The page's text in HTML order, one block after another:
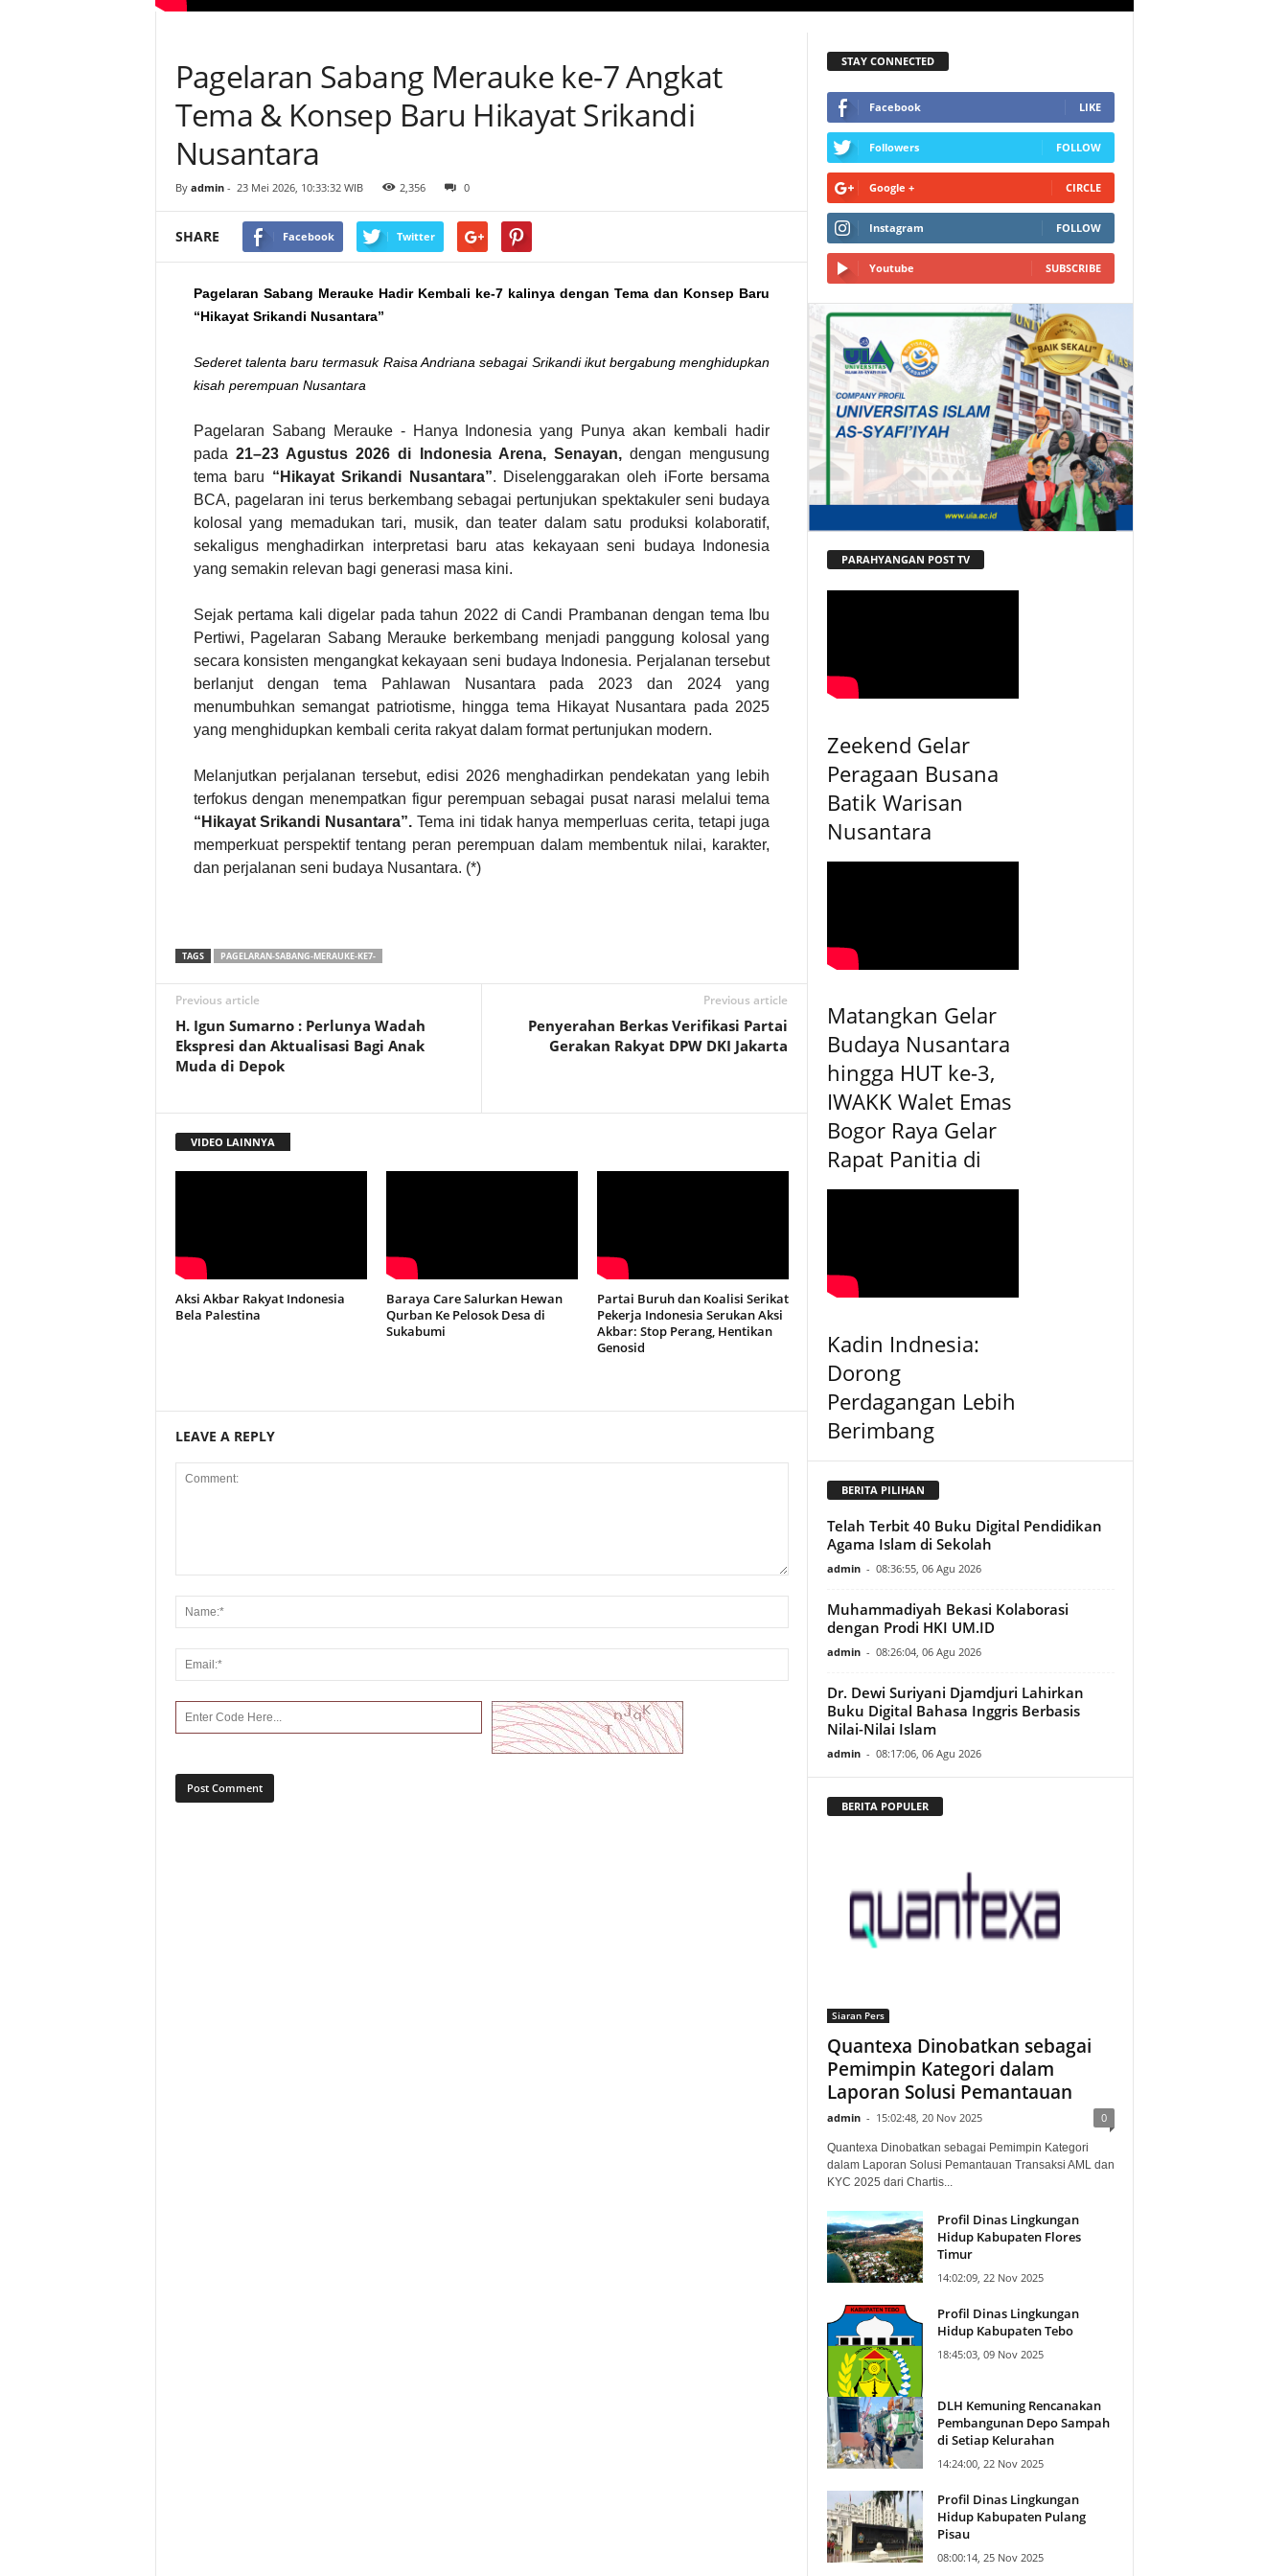
n
Pagelaran Sabang Merauke ke-7 Angkat
Tema & Konsep Baru Hikayat Srikandi
Nusantara
By admin- 23 Mei 2026, 10:33:32 WIB 2,356 0
SHARE Facebook Twitter
Pagelaran Sabang Merauke Hadir Kembali ke-7 kalinya dengan Tema dan Konsep Baru
“Hikayat Srikandi Nusantara”
Sederet talenta baru termasuk Raisa Andriana sebagai Srikandi ikut bergabung menghidupkan
kisah perempuan Nusantara
Pagelaran Sabang Merauke - Hanya Indonesia yang Punya akan kembali hadir
pada 21–23 Agustus 2026 di Indonesia Arena, Senayan,dengan mengusung
tema baru “Hikayat Srikandi Nusantara”. Diselenggarakan oleh iForte bersama
BCA, pagelaran ini terus berkembang sebagai pertunjukan spektakuler seni budaya
kolosal yang memadukan tari, musik, dan teater dalam satu produksi kolaboratif,
sekaligus menghadirkan interpretasi baru atas kekayaan seni budaya Indonesia
yang semakin relevan bagi generasi masa kini.
Sejak pertama kali digelar pada tahun 2022 di Candi Prambanan dengan tema Ibu
Pertiwi, Pagelaran Sabang Merauke berkembang menjadi panggung kolosal yang
secara konsisten mengangkat kekayaan seni budaya Indonesia. Perjalanan tersebut
berlanjut dengan tema Pahlawan Nusantara pada 2023 dan 2024 yang
menumbuhkan semangat patriotisme, hingga tema Hikayat Nusantara pada 2025
yang menghidupkan kembali cerita rakyat dalam format pertunjukan modern.
Melanjutkan perjalanan tersebut, edisi 2026 menghadirkan pendekatan yang lebih
terfokus dengan menempatkan figur perempuan sebagai pusat narasi melalui tema
“Hikayat Srikandi Nusantara”. Tema ini tidak hanya memperluas cerita, tetapi juga
memperkuat perspektif tentang peran perempuan dalam membentuk nilai, karakter,
dan perjalanan seni budaya Nusantara. (*)
TAGS PAGELARAN-SABANG-MERAUKE-KE7-
Previous article
H. Igun Sumarno : Perlunya Wadah
Ekspresi dan Aktualisasi Bagi Anak
Muda di Depok
Previous article
Penyerahan Berkas Verifikasi Partai
Gerakan Rakyat DPW DKI Jakarta
VIDEO LAINNYA
Aksi Akbar Rakyat Indonesia
Bela Palestina
Baraya Care Salurkan Hewan
Qurban Ke Pelosok Desa di
Sukabumi
Partai Buruh dan Koalisi Serikat
Pekerja Indonesia Serukan Aksi
Akbar: Stop Perang, Hentikan
Genosid
LEAVE A REPLY
STAY CONNECTED
Facebook LIKE
Followers FOLLOW
Google + CIRCLE
Instagram FOLLOW
Youtube SUBSCRIBE
PARAHYANGAN POST TV
Zeekend Gelar
Peragaan Busana
Batik Warisan
Nusantara
Matangkan Gelar
Budaya Nusantara
hingga HUT ke-3,
IWAKK Walet Emas
Bogor Raya Gelar
Rapat Panitia di
Kadin Indnesia:
Dorong
Perdagangan Lebih
Berimbang
BERITA PILIHAN
Telah Terbit 40 Buku Digital Pendidikan
Agama Islam di Sekolah
admin - 08:36:55, 06 Agu 2026
Muhammadiyah Bekasi Kolaborasi
dengan Prodi HKI UM.ID
admin - 08:26:04, 06 Agu 2026
Dr. Dewi Suriyani Djamdjuri Lahirkan
Buku Digital Bahasa Inggris Berbasis
Nilai-Nilai Islam
admin - 08:17:06, 06 Agu 2026
BERITA POPULER
Siaran Pers
Quantexa Dinobatkan sebagai
Pemimpin Kategori dalam
Laporan Solusi Pemantauan
admin - 15:02:48, 20 Nov 2025 0
Quantexa Dinobatkan sebagai Pemimpin Kategori
dalam Laporan Solusi Pemantauan Transaksi AML dan
KYC 2025 dari Chartis...
Profil Dinas Lingkungan
Hidup Kabupaten Flores
Timur
14:02:09, 22 Nov 2025
Profil Dinas Lingkungan
Hidup Kabupaten Tebo
18:45:03, 09 Nov 2025
DLH Kemuning Rencanakan
Pembangunan Depo Sampah
di Setiap Kelurahan
14:24:00, 22 Nov 2025
Profil Dinas Lingkungan
Hidup Kabupaten Pulang
Pisau
08:00:14, 25 Nov 2025